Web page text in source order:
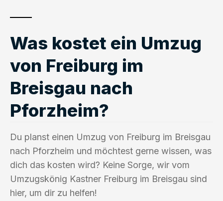
Was kostet ein Umzug
von Freiburg im
Breisgau nach
Pforzheim?
Du planst einen Umzug von Freiburg im Breisgau
nach Pforzheim und möchtest gerne wissen, was
dich das kosten wird? Keine Sorge, wir vom
Umzugskönig Kastner Freiburg im Breisgau sind
hier, um dir zu helfen!